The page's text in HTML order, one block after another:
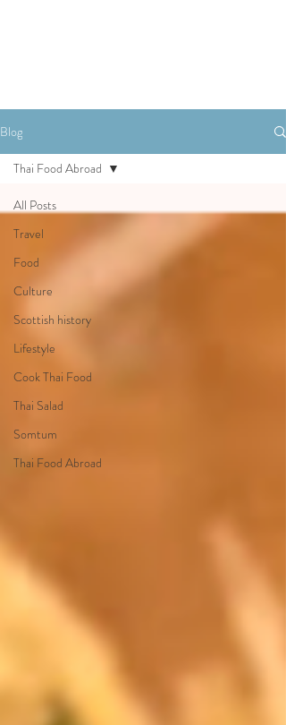
Blog
All Posts
Travel
Food
Culture
Scottish history
Lifestyle
Cook Thai Food
Thai Salad
Somtum
Thai Food Abroad
Thai Food Abroad